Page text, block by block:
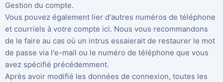
Gestion du compte.
Vous pouvez également lier d'autres numéros de téléphone
et courriels à votre compte ici. Nous vous recommandons
de le faire au cas où un intrus essaierait de restaurer le mot
de passe via l'e-mail ou le numéro de téléphone que vous
avez spécifié précédemment.
Après avoir modifié les données de connexion, toutes les